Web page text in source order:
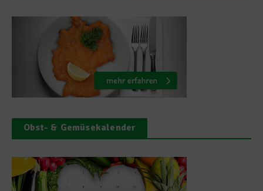
Obst- & Gemüsekalender